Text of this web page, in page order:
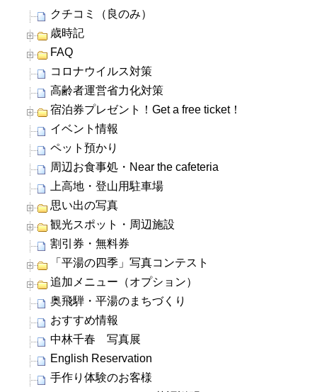
クチコミ（良のみ）
歳時記
FAQ
コロナウイルス対策
高齢者運営省力化対策
宿泊券プレゼント！Get a free ticket！
イベント情報
ペット預かり
周辺お食事処・Near the cafeteria
上高地・登山用駐車場
思い出の写真
観光スポット・周辺施設
割引券・無料券
「平湯の四季」写真コンテスト
追加メニュー（オプション）
奥飛騨・平湯のまちづくり
おすすめ情報
中林千春 写真展
English Reservation
手作り体験のお客様